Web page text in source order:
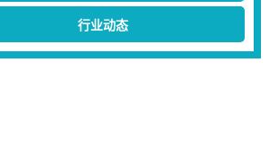
行业动态